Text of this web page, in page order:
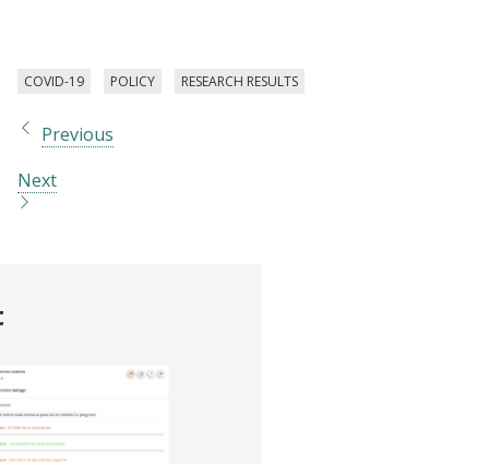
COVID-19 POLICY RESEARCH RESULTS
Previous
Next